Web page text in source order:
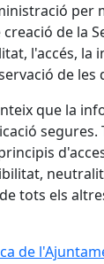
per
de la
l'accés, la
de les
que la
segures.
tots els
de